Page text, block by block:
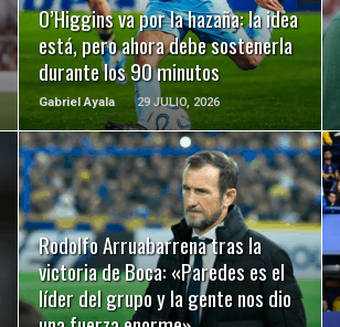
O’Higgins va por la hazaña: la idea
está, pero ahora debe sostenerla
durante los 90 minutos
Gabriel Ayala 29 JULIO, 2026
Rodolfo Arruabarrena tras la
victoria de Boca: «Paredes es el
líder del grupo y la gente nos dio
LEER MÁS